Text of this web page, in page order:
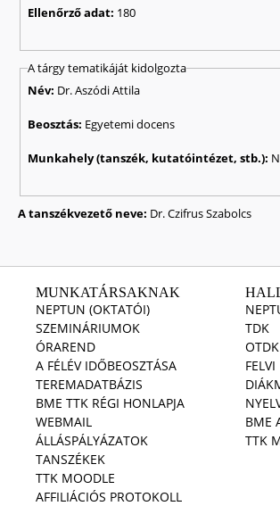
Ellenőrző adat: 180
A tárgy tematikáját kidolgozta
Név: Dr. Aszódi Attila
Beosztás: Egyetemi docens
Munkahely (tanszék, kutatóintézet, stb.):
A tanszékvezető neve: Dr. Czifrus Szabolcs
MUNKATÁRSAKNAK
NEPTUN (OKTATÓI)
SZEMINÁRIUMOK
ÓRAREND
A FÉLÉV IDŐBEOSZTÁSA
TEREMADATBÁZIS
BME TTK RÉGI HONLAPJA
WEBMAIL
ÁLLÁSPÁLYÁZATOK
TANSZÉKEK
TTK MOODLE
AFFILIÁCIÓS PROTOKOLL
TDK
OTDK
FELVI
BME
TTK